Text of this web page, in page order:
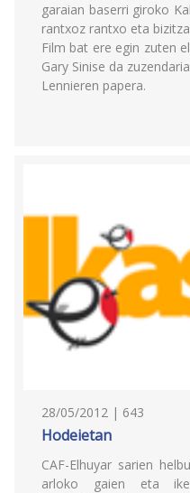
garaian baserri giroko
rantxoz rantxo eta
Film bat ere egin zuten
Gary Sinise da
Lennieren papera.
28/05/2012 | 643
Hodeietan
CAF-Elhuyar sarien
arloko gaien eta